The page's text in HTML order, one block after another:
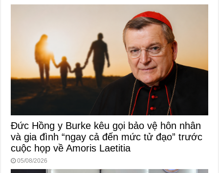
Đức Hồng y Burke kêu gọi bảo vệ hôn nhân
và gia đình “ngay cả đến mức tử đạo” trước
cuộc họp về Amoris Laetitia
05/08/2026